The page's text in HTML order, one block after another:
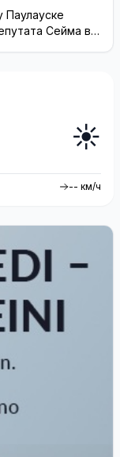
движения
Сейма в
☀️
-- км/ч